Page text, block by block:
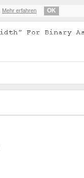
Mehr erfahren OK